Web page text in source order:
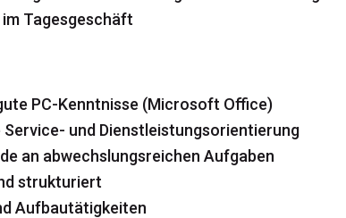
Tagesgeschäft
PC-Kenntnisse (Microsoft Office)
und Dienstleistungsorientierung
an abwechslungsreichen Aufgaben
strukturiert
Aufbautätigkeiten